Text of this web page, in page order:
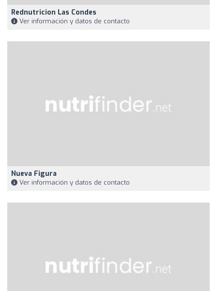
Rednutricion Las Condes
Ver información y datos de contacto
Nueva Figura
Ver información y datos de contacto